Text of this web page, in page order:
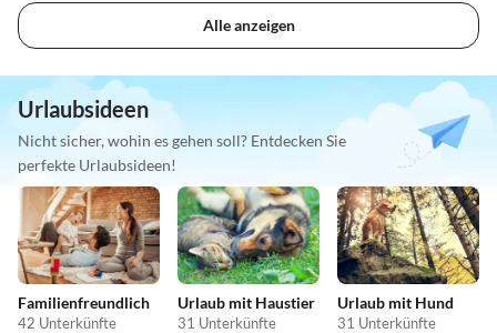
Alle anzeigen
Urlaubsideen
Nicht sicher, wohin es gehen soll? Entdecken Sie
perfekte Urlaubsideen!
Familienfreundlich
42 Unterkünfte
Urlaub mit Haustier
31 Unterkünfte
Urlaub mit Hund
31 Unterkünfte